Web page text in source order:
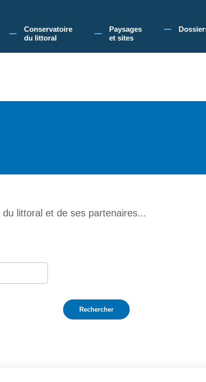
du littoral, vous acceptez l'utilisation de cookies pour vous
Conservatoire
du littoral
Paysages
et sites
littoral et de ses partenaires...